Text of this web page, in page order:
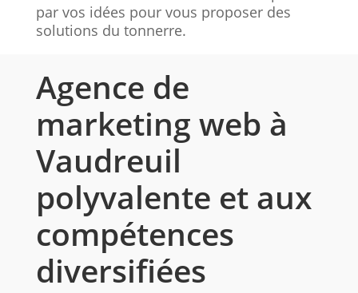
par vos idées pour vous proposer des
solutions du tonnerre.
Agence de
marketing web à
Vaudreuil
polyvalente et aux
compétences
diversifiées